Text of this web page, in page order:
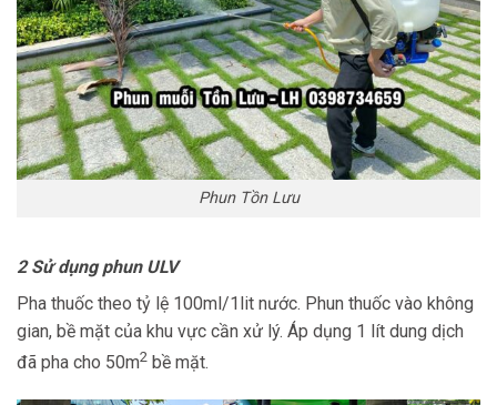
Phun Tồn Lưu
2 Sử dụng phun ULV
Pha thuốc theo tỷ lệ 100ml/1lit nước. Phun thuốc vào không
gian, bề mặt của khu vực cần xử lý. Áp dụng 1 lít dung dịch
đã pha cho 50m2 bề mặt.